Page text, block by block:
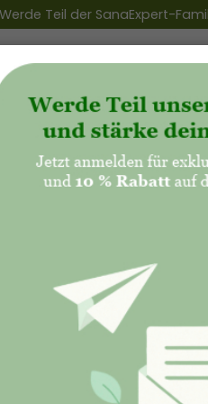
Werde Teil der SanaExpert-
Club